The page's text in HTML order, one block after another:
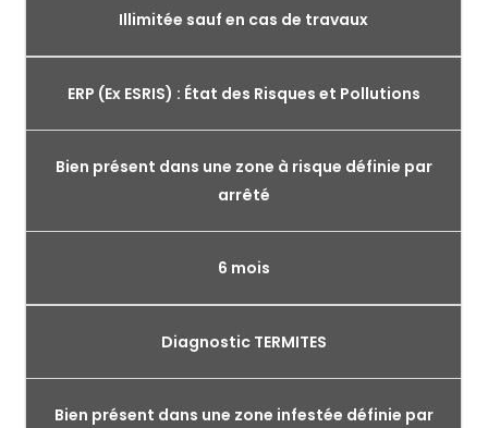
Illimitée sauf en cas de travaux
ERP (Ex ESRIS) : État des Risques et Pollutions
Bien présent dans une zone à risque définie par
arrêté
6 mois
Diagnostic TERMITES
Bien présent dans une zone infestée définie par